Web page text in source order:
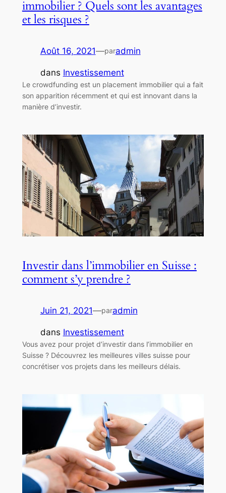
immobilier ? Quels sont les avantages
et les risques ?
Août 16, 2021—paradmin
dans Investissement
Le crowdfunding est un placement immobilier qui a fait
son apparition récemment et qui est innovant dans la
manière d’investir.
Investir dans l’immobilier en Suisse :
comment s’y prendre ?
Juin 21, 2021—paradmin
dans Investissement
Vous avez pour projet d’investir dans l’immobilier en
Suisse ? Découvrez les meilleures villes suisse pour
concrétiser vos projets dans les meilleurs délais.